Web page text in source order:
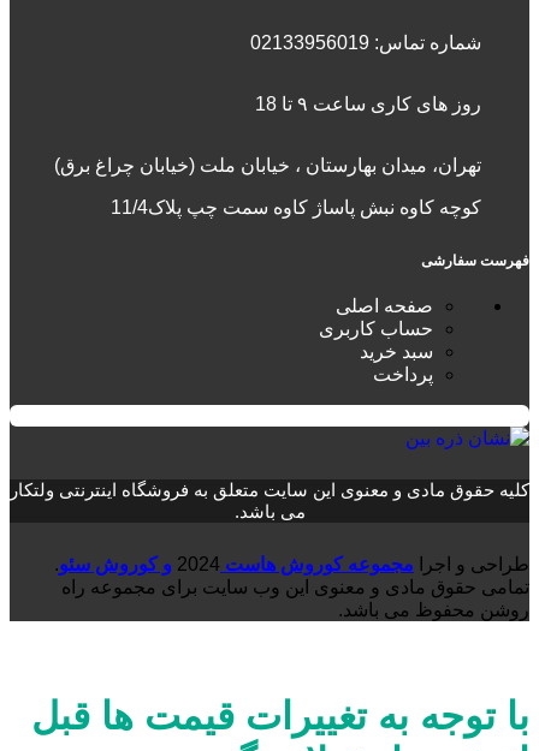
شماره تماس: 02133956019
روز های کاری ساعت ۹ تا 18
تهران، میدان بهارستان ، خیابان ملت (خیابان چراغ برق)
کوچه کاوه نبش پاساژ کاوه سمت چپ پلاک11/4
فهرست سفارشی
صفحه اصلی
حساب کاربری
سبد خرید
پرداخت
کلیه حقوق مادی و معنوی این سایت متعلق به فروشگاه اینترنتی ولتکار
می باشد.
طراحی و اجرا مجموعه کوروش هاست 2024 و کوروش سئو.
تمامی حقوق مادی و معنوی این وب سایت برای مجموعه راه
روشن محفوظ می باشد.
با توجه به تغییرات قیمت ها قبل